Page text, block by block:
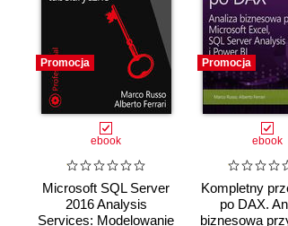
Promocja
ebook
Microsoft SQL Server
2016 Analysis
Services: Modelowanie
Promocja
ebook
Kompletny
po DAX.
biznesowa